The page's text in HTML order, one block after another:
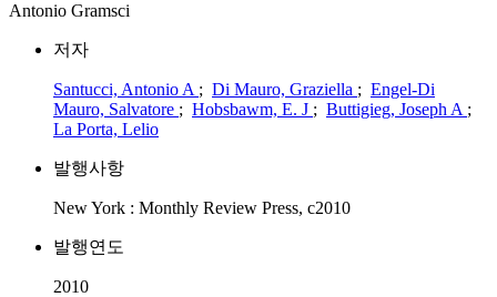
Antonio Gramsci
저자
Santucci, Antonio A ; Di Mauro, Graziella ; Engel-Di
Mauro, Salvatore ; Hobsbawm, E. J ; Buttigieg, Joseph A ;
La Porta, Lelio
발행사항
New York : Monthly Review Press, c2010
발행연도
2010